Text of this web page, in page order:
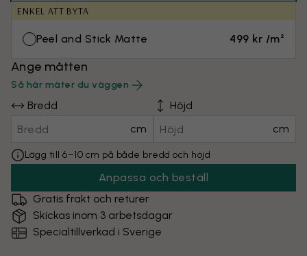
ENKEL ATT BYTA
Peel and Stick Matte 499 kr /m²
Ange måtten
Så här mäter du väggen
Bredd
cm
Höjd
cm
Lägg till 6–10 cm på både bredd och höjd
Anpassa och beställ
Gratis frakt och returer
Skickas inom 3 arbetsdagar
Specialtillverkad i Sverige